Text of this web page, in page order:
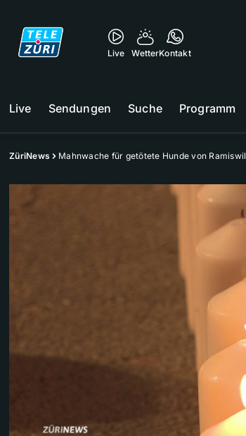
Live WetterKontakt
Live Sendungen Suche Programm
ZüriNews Mahnwache für getötete Hunde von Ramiswil